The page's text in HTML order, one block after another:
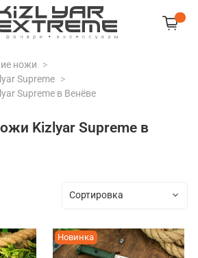
ножи
Supreme
Supreme в Венёве
Kizlyar Supreme в
Новинка